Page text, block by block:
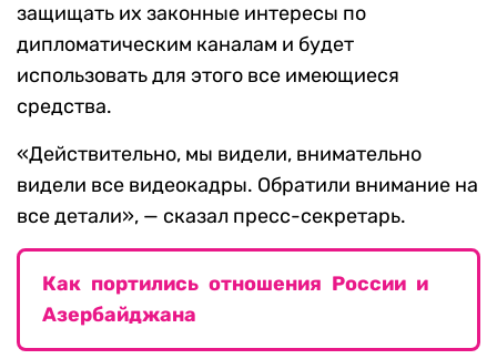
защищать их законные интересы по
дипломатическим каналам и будет
использовать для этого все имеющиеся
средства.
«Действительно, мы видели, внимательно
видели все видеокадры. Обратили внимание на
все детали», — сказал пресс-секретарь.
Как портились отношения России и
Азербайджана